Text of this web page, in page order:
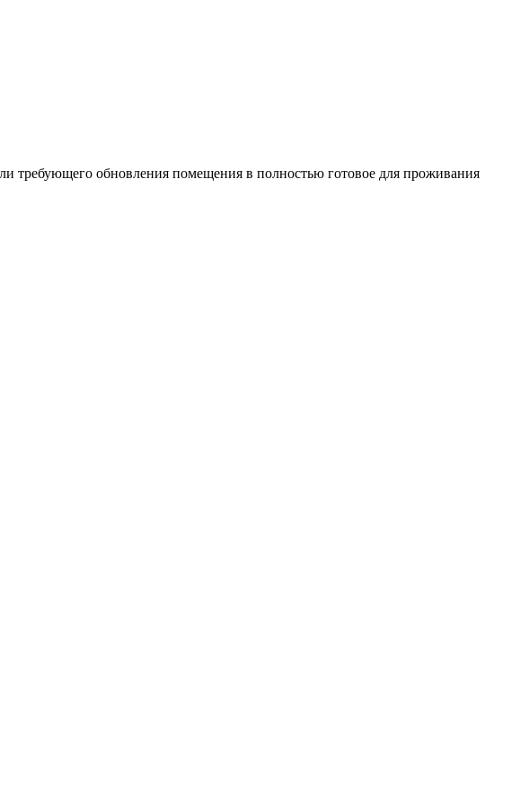
требующего обновления помещения в полностью готовое для проживания